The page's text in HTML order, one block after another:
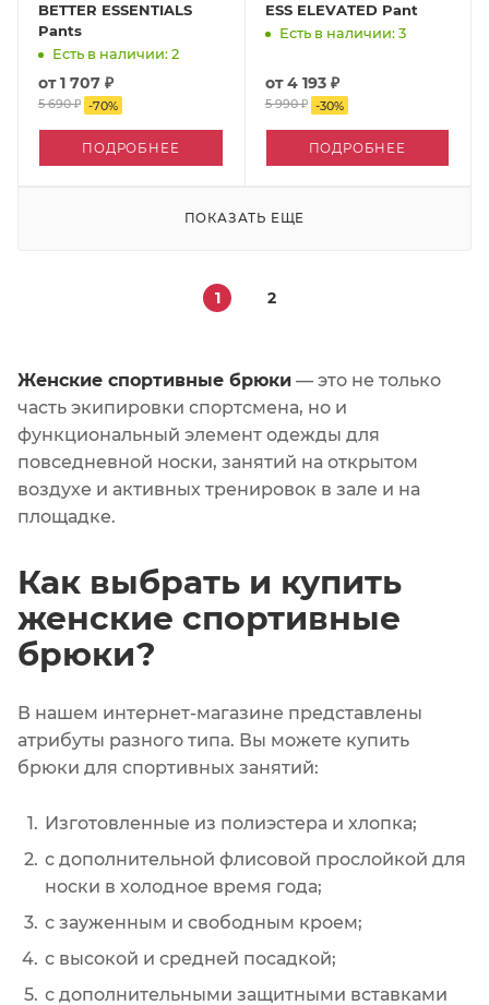
BETTER ESSENTIALS
Pants
Есть в наличии: 2
от1 707 ₽
5 690 ₽ -70%
ПОДРОБНЕЕ
ESS ELEVATED Pant
Есть в наличии: 3
от4 193 ₽
5 990 ₽ -30%
ПОДРОБНЕЕ
ПОКАЗАТЬ ЕЩЕ
1 2
Женские спортивные брюки — это не только
часть экипировки спортсмена, но и
функциональный элемент одежды для
повседневной носки, занятий на открытом
воздухе и активных тренировок в зале и на
площадке.
Как выбрать и купить
женские спортивные
брюки?
В нашем интернет-магазине представлены
атрибуты разного типа. Вы можете купить
брюки для спортивных занятий:
Изготовленные из полиэстера и хлопка;
с дополнительной флисовой прослойкой для
носки в холодное время года;
с зауженным и свободным кроем;
с высокой и средней посадкой;
с дополнительными защитными вставками